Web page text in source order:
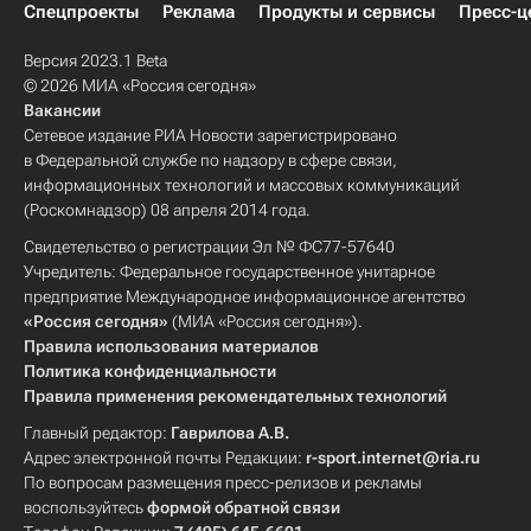
Спецпроекты
Реклама Продукты и сервисы Пресс-
Версия 2023.1 Beta
© 2026 МИА «Россия сегодня»
Вакансии
Сетевое издание РИА Новости зарегистрировано
в Федеральной службе по надзору в сфере связи,
информационных технологий и массовых коммуникаций
(Роскомнадзор) 08 апреля 2014 года.
Свидетельство о регистрации Эл № ФС77-57640
Учредитель: Федеральное государственное унитарное
предприятие Международное информационное агентство
«Россия сегодня» (МИА «Россия сегодня»).
Правила использования материалов
Политика конфиденциальности
Правила применения рекомендательных технологий
Главный редактор: Гаврилова А.В.
Адрес электронной почты Редакции: r-sport.internet@ria.ru
По вопросам размещения пресс-релизов и рекламы
воспользуйтесьформой обратной связи